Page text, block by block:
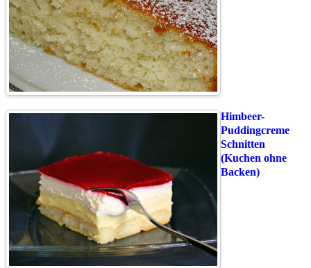
Himbeer-
Puddingcreme
Schnitten
(Kuchen ohne
Backen)